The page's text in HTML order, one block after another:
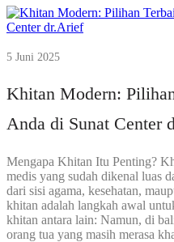
5 Juni 2025
Khitan Modern:
Anda di Sunat Center
Mengapa Khitan Itu Penting?
medis yang sudah dikenal luas
dari sisi agama, kesehatan,
khitan adalah langkah awal
khitan antara lain: Namun, di
orang tua yang masih merasa